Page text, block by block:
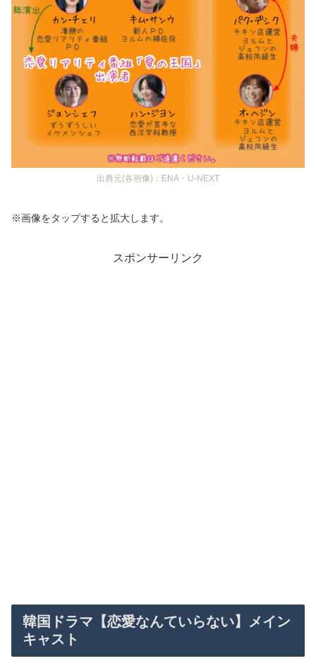
出典元(各画像)：ENA・U-NEXT
※画像をタップすると拡大します。
スポンサーリンク
韓国ドラマ【恋愛なんていらない】メイン
キャスト